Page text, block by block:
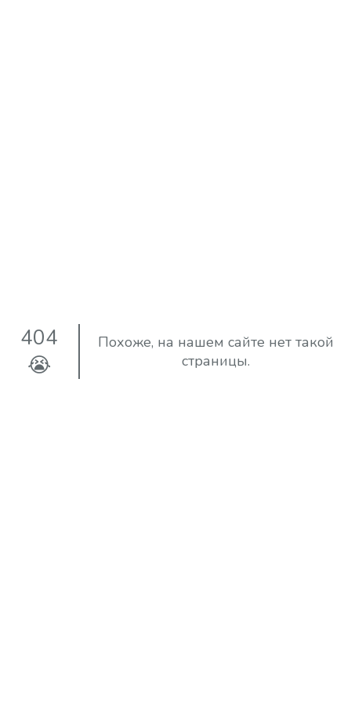
404
😭
Похоже, на нашем сайте нет такой
страницы.